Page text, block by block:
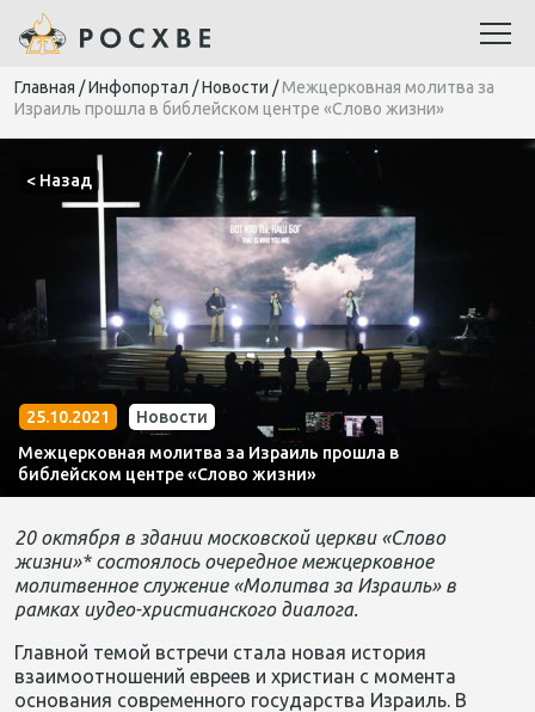
Главная /Инфопортал /Новости /Межцерковная молитва за
Израиль прошла в библейском центре «Слово жизни»
< Назад
25.10.2021
Новости
Межцерковная молитва за Израиль прошла в
библейском центре «Слово жизни»
20 октября в здании московской церкви «Слово
жизни»* состоялось очередное межцерковное
молитвенное служение «Молитва за Израиль» в
рамках иудео-христианского диалога.
Главной темой встречи стала новая история
взаимоотношений евреев и христиан с момента
основания современного государства Израиль. В